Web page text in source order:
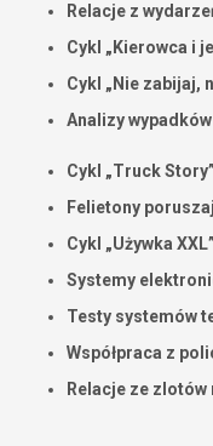
Relacje z
Cykl „Kierowca i
Cykl „Nie zabijaj,
Analizy
Cykl „Truck Story”
Felietony
Cykl „Używka XXL”
Systemy
Testy systemów
Współpraca z
Relacje ze